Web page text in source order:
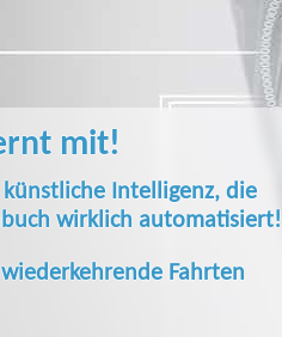
mit!
Intelligenz, die
wirklich automatisiert!
wiederkehrende Fahrten